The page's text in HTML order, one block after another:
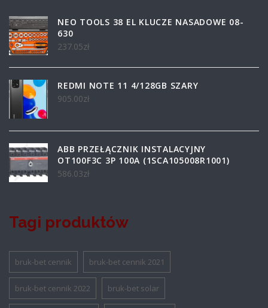
NEO TOOLS 38 EL KLUCZE NASADOWE 08-
630
237.05zł
REDMI NOTE 11 4/128GB SZARY
905.00zł
ABB PRZEŁĄCZNIK INSTALACYJNY
OT100F3C 3P 100A (1SCA105008R1001)
586.03zł
Tagi produktów
bruk-bet cennik bruk-bet cennik 2021
bruk-bet cennik 2022 bruk-bet solar